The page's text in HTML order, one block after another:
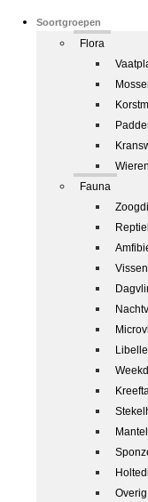
Soortgroepen
Flora
Wieren
Fauna
Vissen